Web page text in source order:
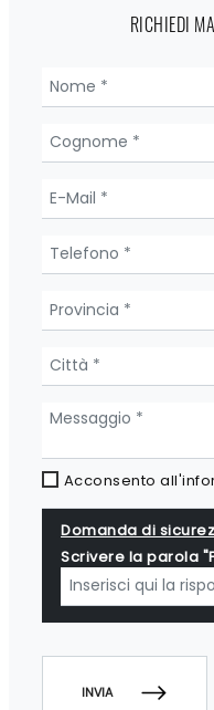
RICHIEDI
Acconsento
Domanda di
Scrivere la parola
INVIA